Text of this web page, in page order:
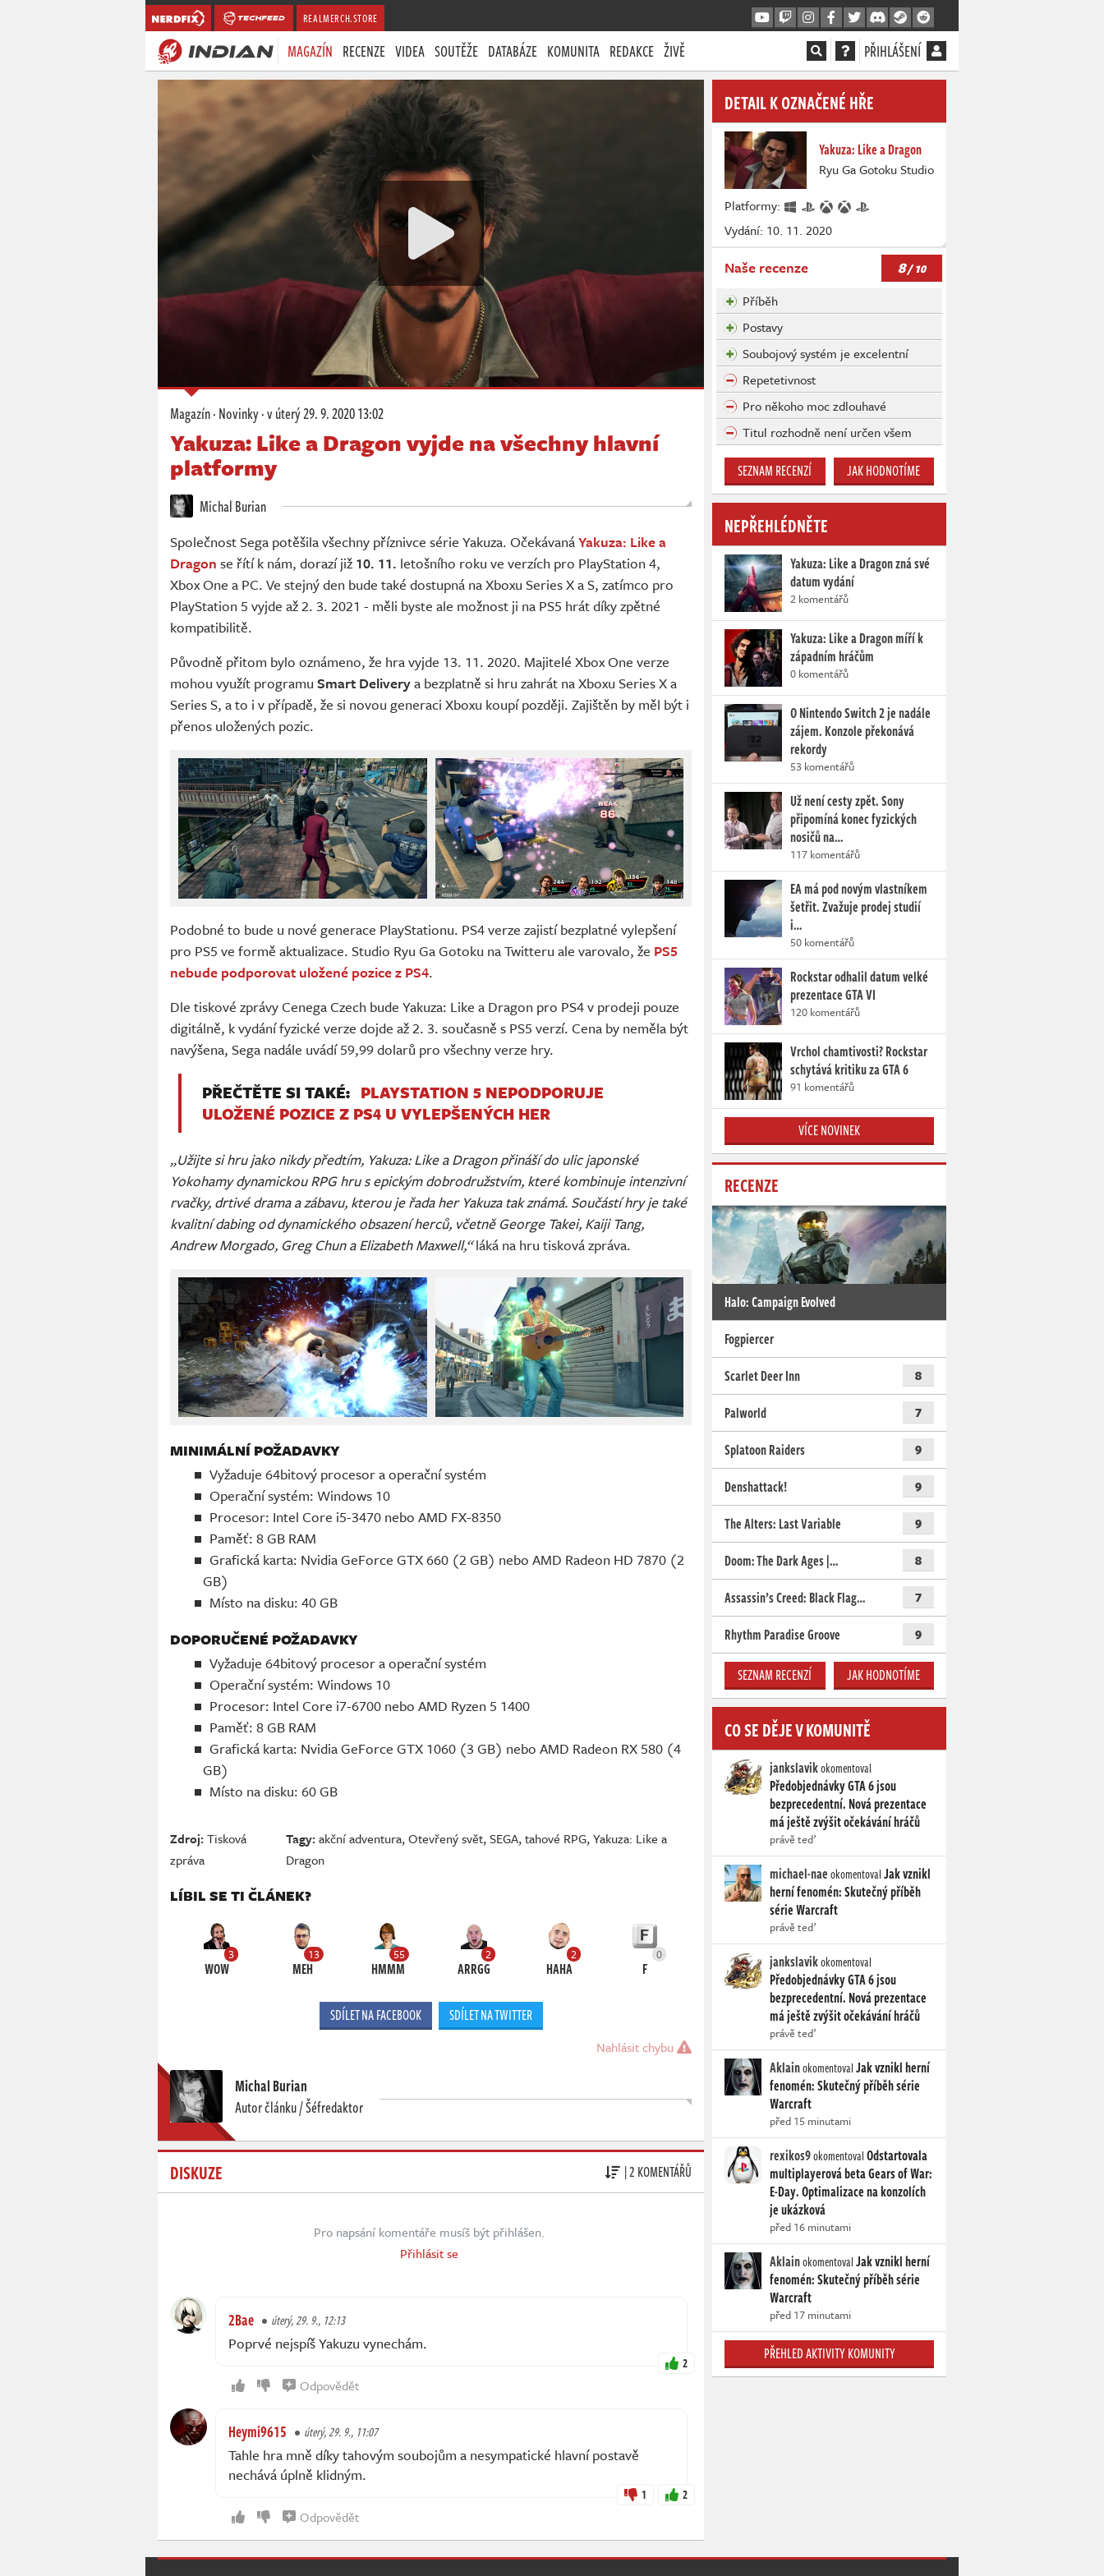
REALMERCH.STORE
MAGAZÍN RECENZE VIDEA SOUTĚŽE DATABÁZE KOMUNITA REDAKCE ŽIVĚ PŘIHLÁŠENÍ
Magazín·Novinky·v úterý29. 9. 2020 13:02
Yakuza: Like a Dragon vyjde na všechny hlavní
platformy
Michal Burian
Společnost Sega potěšila všechny příznivce série Yakuza. OčekávanáYakuza: Like a
Dragon se řítí k nám, dorazí již 10. 11. letošního roku ve verzích pro PlayStation 4,
Xbox One a PC. Ve stejný den bude také dostupná na Xboxu Series X a S, zatímco pro
PlayStation 5 vyjde až 2. 3. 2021 - měli byste ale možnost ji na PS5 hrát díky zpětné
kompatibilitě.
Původně přitom bylo oznámeno, že hra vyjde 13. 11. 2020. Majitelé Xbox One verze
mohou využít programu Smart Deliverya bezplatně si hru zahrát na Xboxu Series X a
Series S, a to i v případě, že si novou generaci Xboxu koupí později. Zajištěn by měl být i
přenos uložených pozic.
Podobné to bude u nové generace PlayStationu. PS4 verze zajistí bezplatné vylepšení
pro PS5 ve formě aktualizace. Studio Ryu Ga Gotoku na Twitteru ale varovalo, že PS5
nebude podporovat uložené pozice z PS4.
Dle tiskové zprávy Cenega Czech bude Yakuza: Like a Dragon pro PS4 v prodeji pouze
digitálně, k vydání fyzické verze dojde až 2. 3. současně s PS5 verzí. Cena by neměla být
navýšena, Sega nadále uvádí 59,99 dolarů pro všechny verze hry.
PŘEČTĚTE SI TAKÉ: PLAYSTATION 5 NEPODPORUJE
ULOŽENÉ POZICE Z PS4 U VYLEPŠENÝCH HER
„Užijte si hru jako nikdy předtím, Yakuza: Like a Dragon přináší do ulic japonské
Yokohamy dynamickou RPG hru s epickým dobrodružstvím, které kombinuje intenzivní
rvačky, drtivé drama a zábavu, kterou je řada her Yakuza tak známá. Součástí hry je také
kvalitní dabing od dynamického obsazení herců, včetně George Takei, Kaiji Tang,
Andrew Morgado, Greg Chun a Elizabeth Maxwell,“láká na hru tisková zpráva.
MINIMÁLNÍ POŽADAVKY
Vyžaduje 64bitový procesor a operační systém
Operační systém: Windows 10
Procesor: Intel Core i5-3470 nebo AMD FX-8350
Paměť: 8 GB RAM
Grafická karta: Nvidia GeForce GTX 660 (2 GB) nebo AMD Radeon HD 7870 (2
GB)
Místo na disku: 40 GB
DOPORUČENÉ POŽADAVKY
Vyžaduje 64bitový procesor a operační systém
Operační systém: Windows 10
Procesor: Intel Core i7-6700 nebo AMD Ryzen 5 1400
Paměť: 8 GB RAM
Grafická karta: Nvidia GeForce GTX 1060 (3 GB) nebo AMD Radeon RX 580 (4
GB)
Místo na disku: 60 GB
Zdroj:Tisková
zpráva
Tagy:akční adventura,Otevřený svět,SEGA,tahové RPG,Yakuza: Like a
Dragon
LÍBIL SE TI ČLÁNEK?
3
WOW
13
MEH
55
HMMM
2
ARRGG
2
HAHA
0
F
SDÍLET NA FACEBOOK SDÍLET NA TWITTER
Nahlásit chybu
Michal Burian
Autor článku / Šéfredaktor
DISKUZE | 2 KOMENTÁŘŮ
Pro napsání komentáře musíš být přihlášen.
Přihlásit se
2Bae úterý, 29. 9., 12:13
Poprvé nejspíš Yakuzu vynechám.
2
Odpovědět
Heymi9615 úterý, 29. 9., 11:07
Tahle hra mně díky tahovým soubojům a nesympatické hlavní postavě
nechává úplně klidným.
1 2
Odpovědět
DETAIL K OZNAČENÉ HŘE
Yakuza: Like a Dragon
Ryu Ga Gotoku Studio
Platformy:
Vydání: 10. 11. 2020
Naše recenze 8/ 10
Příběh
Postavy
Soubojový systém je excelentní
Repetetivnost
Pro někoho moc zdlouhavé
Titul rozhodně není určen všem
SEZNAM RECENZÍ JAK HODNOTÍME
NEPŘEHLÉDNĚTE
Yakuza: Like a Dragon zná své
datum vydání
2 komentářů
Yakuza: Like a Dragon míří k
západním hráčům
0 komentářů
O Nintendo Switch 2 je nadále
zájem. Konzole překonává
rekordy
53 komentářů
Už není cesty zpět. Sony
připomíná konec fyzických
nosičů na…
117 komentářů
EA má pod novým vlastníkem
šetřit. Zvažuje prodej studií
i…
50 komentářů
Rockstar odhalil datum velké
prezentace GTA VI
120 komentářů
Vrchol chamtivosti? Rockstar
schytává kritiku za GTA 6
91 komentářů
VÍCE NOVINEK
RECENZE
Halo: Campaign Evolved
Fogpiercer
Scarlet Deer Inn
8
Palworld 7
Splatoon Raiders 9
Denshattack! 9
The Alters: Last Variable 9
Doom: The Dark Ages |… 8
Assassin’s Creed: Black Flag… 7
Rhythm Paradise Groove 9
SEZNAM RECENZÍ JAK HODNOTÍME
CO SE DĚJE V KOMUNITĚ
jankslavikokomentoval
Předobjednávky GTA 6 jsou
bezprecedentní. Nová prezentace
má ještě zvýšit očekávání hráčů
právě teď
michael-naeokomentovalJak vznikl
herní fenomén: Skutečný příběh
série Warcraft
právě teď
jankslavikokomentoval
Předobjednávky GTA 6 jsou
bezprecedentní. Nová prezentace
má ještě zvýšit očekávání hráčů
právě teď
AklainokomentovalJak vznikl herní
fenomén: Skutečný příběh série
Warcraft
před 15 minutami
rexikos9okomentovalOdstartovala
multiplayerová beta Gears of War:
E-Day. Optimalizace na konzolích
je ukázková
před 16 minutami
AklainokomentovalJak vznikl herní
fenomén: Skutečný příběh série
Warcraft
před 17 minutami
PŘEHLED AKTIVITY KOMUNITY